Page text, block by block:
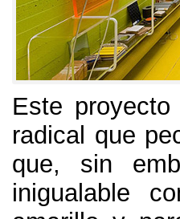
Este
radical que
que, sin
inigualable